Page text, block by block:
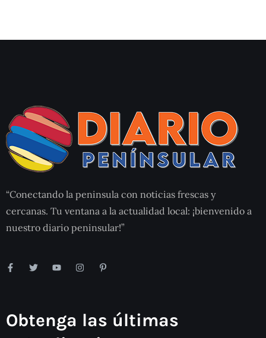
“Conectando la peninsula con noticias frescas y
cercanas. Tu ventana a la actualidad local: ¡bienvenido a
nuestro diario peninsular!”
Obtenga las últimas